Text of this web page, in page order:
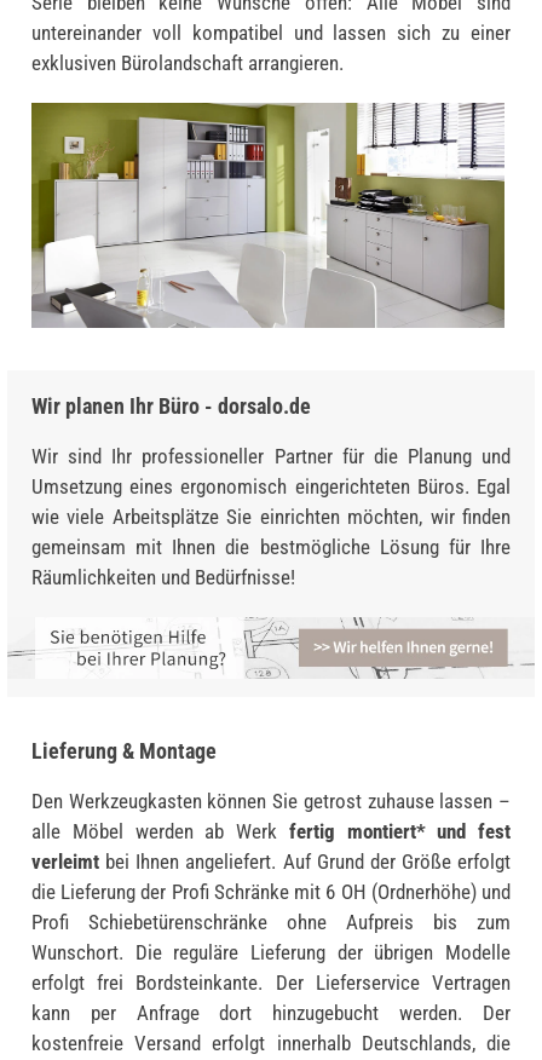
untereinander voll kompatibel und lassen sich zu einer
exklusiven Bürolandschaft arrangieren.
Wir planen Ihr Büro - dorsalo.de
Wir sind Ihr professioneller Partner für die Planung und
Umsetzung eines ergonomisch eingerichteten Büros. Egal
wie viele Arbeitsplätze Sie einrichten möchten, wir finden
gemeinsam mit Ihnen die bestmögliche Lösung für Ihre
Räumlichkeiten und Bedürfnisse!
Lieferung & Montage
Den Werkzeugkasten können Sie getrost zuhause lassen –
alle Möbel werden ab Werk fertig montiert* und fest
verleimt bei Ihnen angeliefert. Auf Grund der Größe erfolgt
die Lieferung der Profi Schränke mit 6 OH (Ordnerhöhe) und
Profi Schiebetürenschränke ohne Aufpreis bis zum
Wunschort. Die reguläre Lieferung der übrigen Modelle
erfolgt frei Bordsteinkante. Der Lieferservice Vertragen
kann per Anfrage dort hinzugebucht werden. Der
kostenfreie Versand erfolgt innerhalb Deutschlands, die